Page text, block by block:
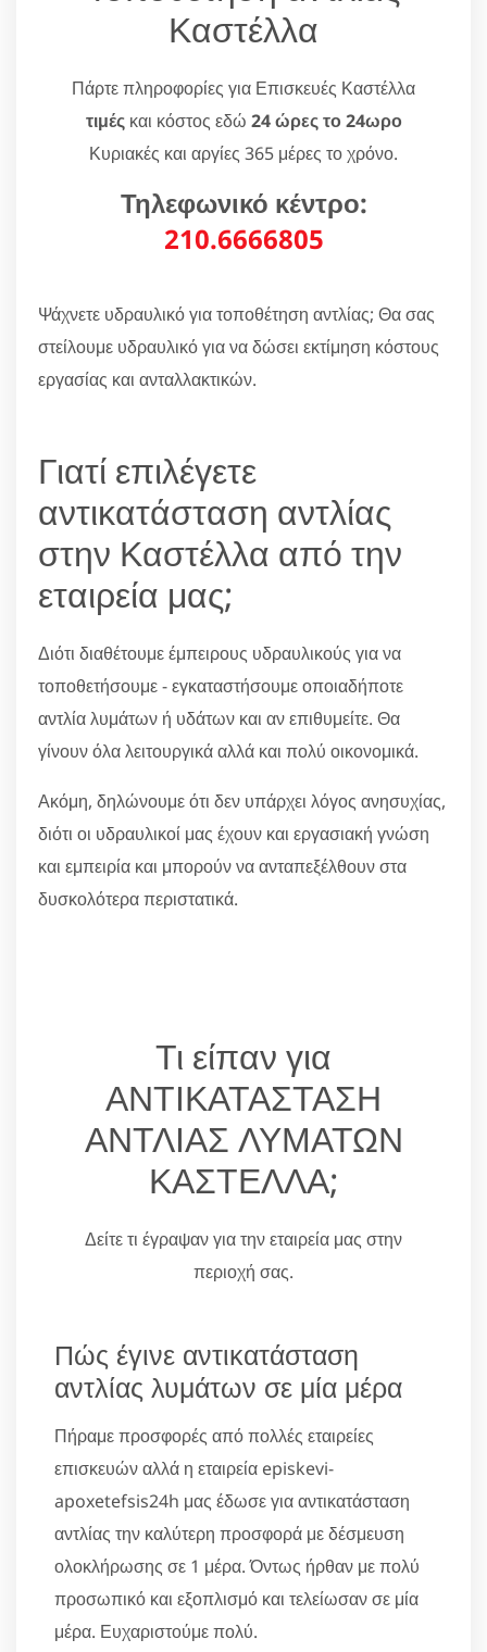
Καστέλλα
Πάρτε πληροφορίες για Επισκευές Καστέλλα
τιμέςκαι κόστος εδώ 24 ώρες το 24ωρο
Κυριακές και αργίες 365 μέρες το χρόνο.
Τηλεφωνικό κέντρο:
210.6666805
Ψάχνετε υδραυλικό για τοποθέτηση αντλίας; Θα σας
στείλουμε υδραυλικό για να δώσει εκτίμηση κόστους
εργασίας και ανταλλακτικών.
Γιατί επιλέγετε
αντικατάσταση αντλίας
στην Καστέλλα από την
εταιρεία μας;
Διότι διαθέτουμε έμπειρους υδραυλικούς για να
τοποθετήσουμε - εγκαταστήσουμε οποιαδήποτε
αντλία λυμάτων ή υδάτων και αν επιθυμείτε. Θα
γίνουν όλα λειτουργικά αλλά και πολύ οικονομικά.
Ακόμη, δηλώνουμε ότι δεν υπάρχει λόγος ανησυχίας,
διότι οι υδραυλικοί μας έχουν και εργασιακή γνώση
και εμπειρία και μπορούν να ανταπεξέλθουν στα
δυσκολότερα περιστατικά.
Τι είπαν για
ΑΝΤΙΚΑΤΑΣΤΑΣΗ
ΑΝΤΛΙΑΣ ΛΥΜΑΤΩΝ
ΚΑΣΤΕΛΛΑ;
Δείτε τι έγραψαν για την εταιρεία μας στην
περιοχή σας.
Πώς έγινε αντικατάσταση
αντλίας λυμάτων σε μία μέρα
Πήραμε προσφορές από πολλές εταιρείες
επισκευών αλλά η εταιρεία episkevi-
apoxetefsis24h μας έδωσε για αντικατάσταση
αντλίας την καλύτερη προσφορά με δέσμευση
ολοκλήρωσης σε 1 μέρα. Όντως ήρθαν με πολύ
προσωπικό και εξοπλισμό και τελείωσαν σε μία
μέρα. Ευχαριστούμε πολύ.